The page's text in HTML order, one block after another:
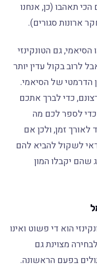
תאהבו (כן, אנחנו
ארונות סגורים).
גם הטונקינזי
לרוב בקול עדין יותר
הדרמטי של הסיאמי.
כדי לברך אתכם
לספר לכם מה
זמן, ולכן אם
לשקול להביא להם
שהם יקבלו המון
הוא די פשוט ואינו
מצוינת גם
בפעם הראשונה.